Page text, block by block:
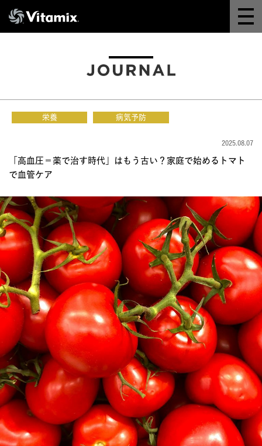
オンラインストア
レシピ
よくある質問
製品情報
JOURNAL
レビュー
栄養 病気予防
2025.08.07
「高血圧＝薬で治す時代」はもう古い？家庭で始めるトマト
で血管ケア